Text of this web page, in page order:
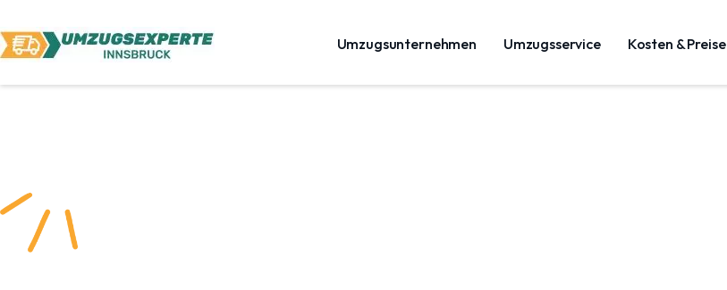
Umzugsunternehmen Umzugsservice Kosten & Preise